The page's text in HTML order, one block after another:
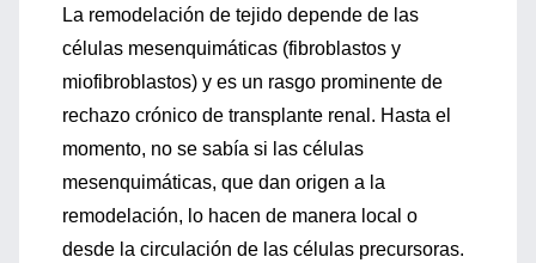
La remodelación de tejido depende de las
células mesenquimáticas (fibroblastos y
miofibroblastos) y es un rasgo prominente de
rechazo crónico de transplante renal. Hasta el
momento, no se sabía si las células
mesenquimáticas, que dan origen a la
remodelación, lo hacen de manera local o
desde la circulación de las células precursoras.